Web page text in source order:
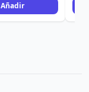
Añadir